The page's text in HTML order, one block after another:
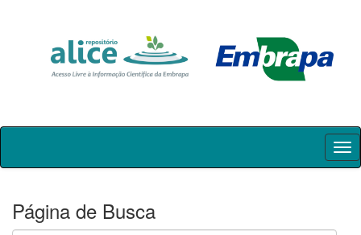
Skip
Página de Busca